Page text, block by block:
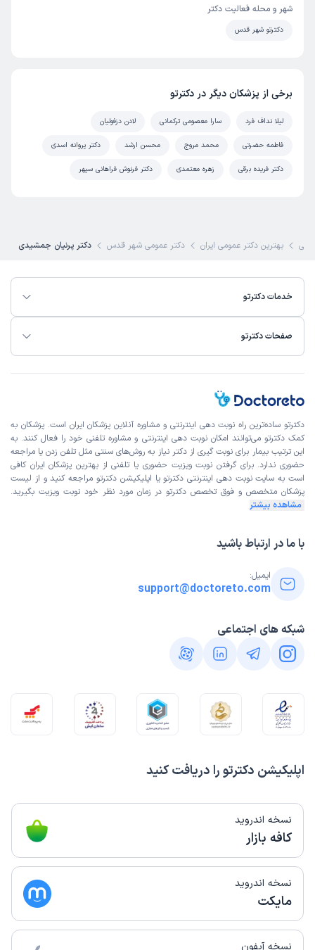
شهر و محله فعالیت دکتر
دکترتو شهر قدس
برخی از پزشکان دیگر در دکترتو
لیلا نداف فرد سارا معصومی ترکمانی لادن دزفولیان
فاطمه حضرتی محمد مروج محسن ارشد دکتر پروانه اسدی
دکتر فریده برقی زهره معتمدی دکتر فرنوش فراهانی سپهر
بهترین دکتر عمومی ایران دکتر عمومی شهر قدس دکتر پرنیان جمشیدی
خدمات دکترتو
صفحات دکترتو
اپلیکیشن دکترتو را دریافت کنید
نسخه اندروید
کافه بازار
نسخه اندروید
مایکت
نسخه آیفون
دکترتو ساده‌ترین راه نوبت‌ دهی اینترنتی و مشاوره آنلاین پزشکان ایران است. پزشکان به
کمک دکترتو می‌توانند امکان نوبت دهی اینترنتی و مشاوره تلفنی خود را فعال کنند. به
این ترتیب بیمار برای نوبت گیری از دکتر نیاز به روش‌های سنتی مثل تلفن زدن یا مراجعه
حضوری ندارد. برای گرفتن نوبت ویزیت حضوری یا تلفنی از بهترین پزشکان ایران کافی
است به سایت نوبت دهی اینترنتی دکترتو یا اپلیکیشن دکترتو مراجعه کنید و از لیست
پزشکان متخصص و فوق تخصص دکترتو در زمان مورد نظر خود نوبت ویزیت بگیرید.
مشاهده بیشتر
با ما در ارتباط باشید
ایمیل:
support@doctoreto.com
شبکه های اجتماعی